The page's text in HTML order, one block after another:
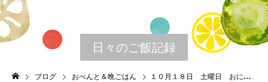
日々のご飯記録
ブログ おべんと＆晩ごはん １０月１８日 土曜日 おにぎらず２種（人参すりごまナムル×塩麹そぼろ・セロリきんぴら）